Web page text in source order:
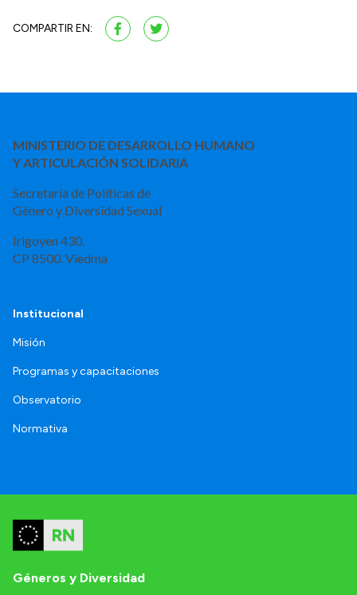
COMPARTIR EN:
MINISTERIO DE DESARROLLO HUMANO
Y ARTICULACIÓN SOLIDARIA
Secretaría de Políticas de
Género y Diversidad Sexual
Irigoyen 430.
CP 8500. Viedma
Institucional
Misión
Programas y capacitaciones
Observatorio
Normativa
Géneros y Diversidad